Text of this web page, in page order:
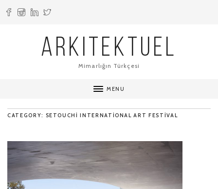
ARKITEKTUEL
Mimarlığın Türkçesi
MENU
CATEGORY: SETOUCHI INTERNATIONAL ART FESTIVAL